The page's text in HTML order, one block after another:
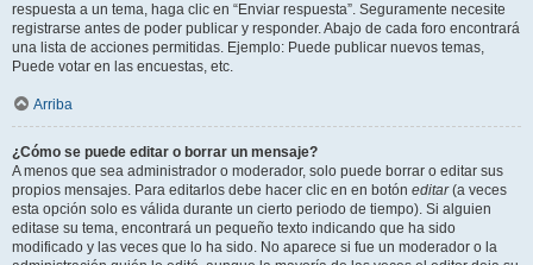
respuesta a un tema, haga clic en “Enviar respuesta”. Seguramente necesite
registrarse antes de poder publicar y responder. Abajo de cada foro encontrará
una lista de acciones permitidas. Ejemplo: Puede publicar nuevos temas,
Puede votar en las encuestas, etc.
Arriba
¿Cómo se puede editar o borrar un mensaje?
A menos que sea administrador o moderador, solo puede borrar o editar sus
propios mensajes. Para editarlos debe hacer clic en en botón editar(a veces
esta opción solo es válida durante un cierto periodo de tiempo). Si alguien
editase su tema, encontrará un pequeño texto indicando que ha sido
modificado y las veces que lo ha sido. No aparece si fue un moderador o la